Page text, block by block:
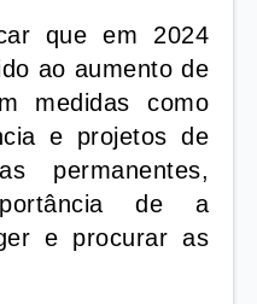
que em 2024
ao aumento de
medidas como
e projetos de
permanentes,
de a
e procurar as